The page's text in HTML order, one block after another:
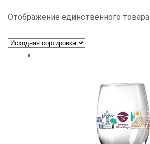
Отображение единственного товара